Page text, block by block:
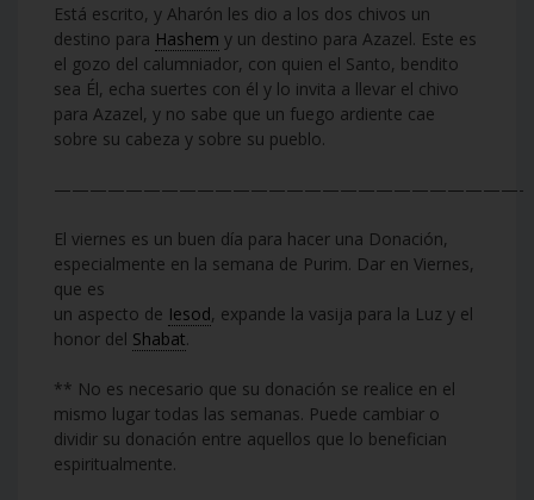
Está escrito, y Aharón les dio a los dos chivos un
destino para Hashem y un destino para Azazel. Este es
el gozo del calumniador, con quien el Santo, bendito
sea Él, echa suertes con él y lo invita a llevar el chivo
para Azazel, y no sabe que un fuego ardiente cae
sobre su cabeza y sobre su pueblo.
——————————————————————————-
El viernes es un buen día para hacer una Donación,
especialmente en la semana de Purim. Dar en Viernes,
que es
un aspecto de Iesod, expande la vasija para la Luz y el
honor del Shabat.
** No es necesario que su donación se realice en el
mismo lugar todas las semanas. Puede cambiar o
dividir su donación entre aquellos que lo benefician
espiritualmente.